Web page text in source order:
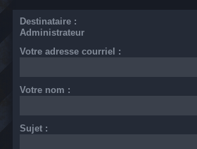
Destinataire :
Administrateur
Votre adresse courriel :
Votre nom :
Sujet :